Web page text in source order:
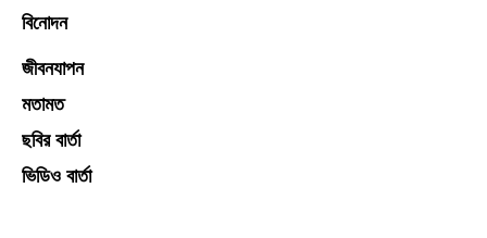
বিনোদন
জীবনযাপন
মতামত
ছবির বার্তা
ভিডিও বার্তা